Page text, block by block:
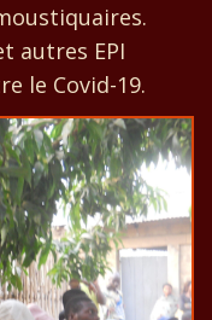
autres EPI
le Covid-19.